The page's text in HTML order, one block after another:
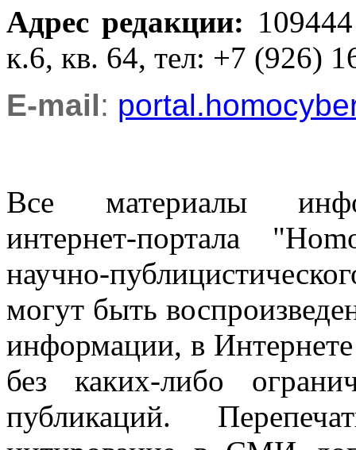
Адрес редакции:
к.6, кв. 64, тел: +7 (926)
E-mail:
Все материалы
интернет-портала
научно-
могут быть
информации, в
без каких-либо
публикаций.